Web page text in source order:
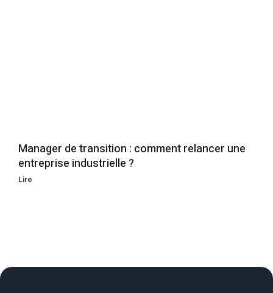
Manager de transition : comment relancer une
entreprise industrielle ?
Lire